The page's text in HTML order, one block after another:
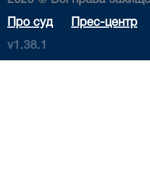
Про суд Прес-центр
v1.38.1